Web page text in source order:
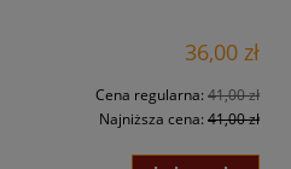
36,00 zł
Cena regularna: 41,00 zł
Najniższa cena: 41,00 zł